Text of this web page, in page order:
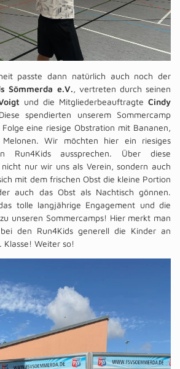
passte dann natürlich auch noch der
Sömmerda e.V., vertreten durch seinen
und die Mitgliederbeauftragte Cindy
spendierten unserem Sommercamp
eine riesige Obstration mit Bananen,
Wir möchten hier ein riesiges
Run4Kids aussprechen. Über diese
nur wir uns als Verein, sondern auch
mit dem frischen Obst die kleine Portion
auch das Obst als Nachtisch gönnen.
tolle langjährige Engagement und die
unseren Sommercamps! Hier merkt man
den Run4Kids generell die Kinder an
Klasse! Weiter so!